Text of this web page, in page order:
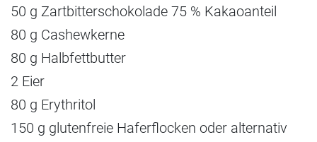
50 g Zartbitterschokolade 75 % Kakaoanteil
80 g Cashewkerne
80 g Halbfettbutter
2 Eier
80 g Erythritol
150 g glutenfreie Haferflocken oder alternativ